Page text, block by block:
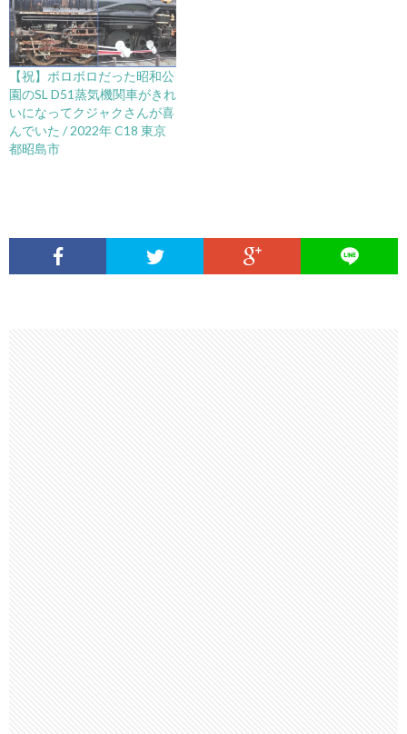
【祝】ボロボロだった昭和公
園のSL D51蒸気機関車がきれ
いになってクジャクさんが喜
んでいた / 2022年 C18 東京
都昭島市